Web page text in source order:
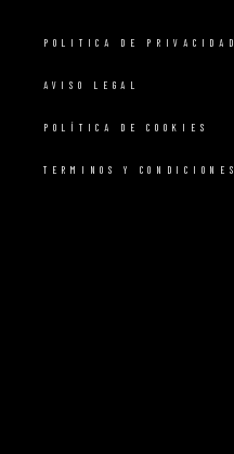
POLITICA DE PRIVACIDAD
AVISO LEGAL
POLÍTICA DE COOKIES
TERMINOS Y CONDICIONES